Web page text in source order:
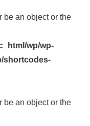
be an object or the
wp/wp-
shortcodes-
be an object or the